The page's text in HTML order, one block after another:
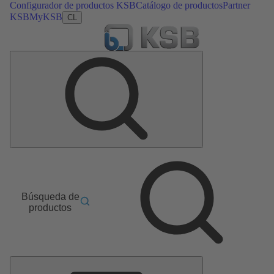
Configurador de productos KSBCatálogo de productosPartner
KSBMyKSB CL
Búsqueda de
productos